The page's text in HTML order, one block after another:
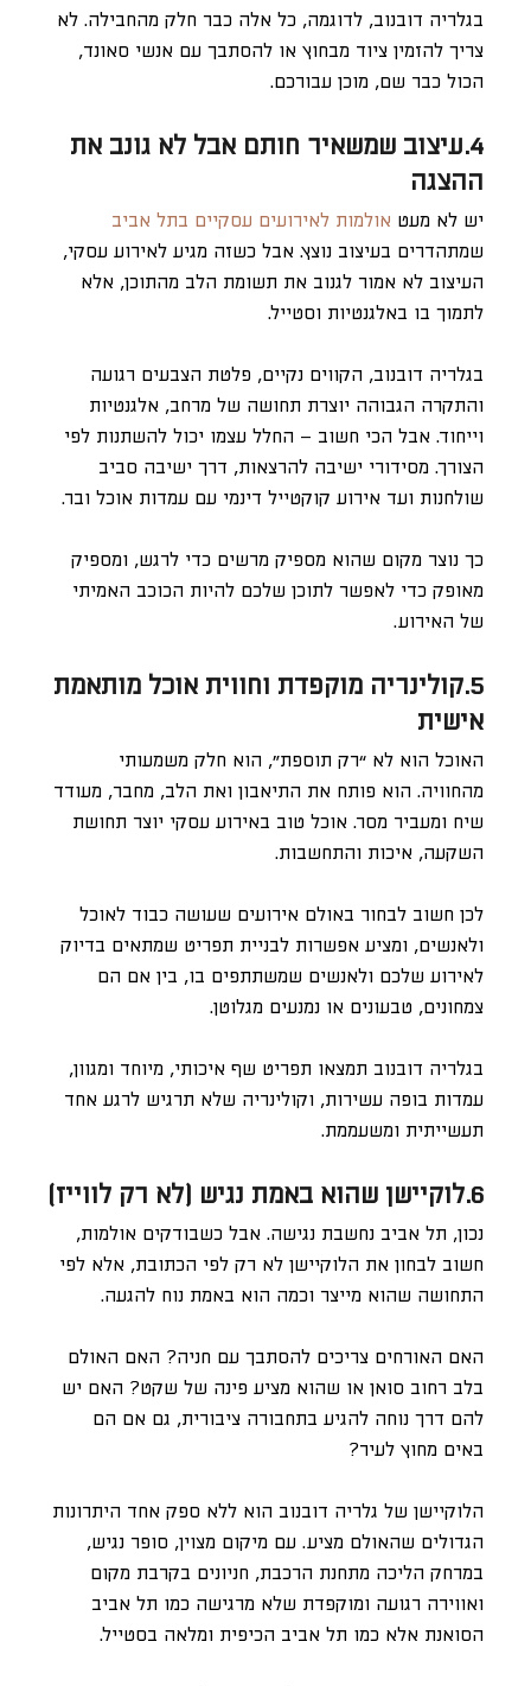
בגלריה דובנוב, לדוגמה, כל אלה כבר חלק מהחבילה. לא
צריך להזמין ציוד מבחוץ או להסתבך עם אנשי סאונד,
הכול כבר שם, מוכן עבורכם.
4.עיצוב שמשאיר חותם אבל לא גונב את
ההצגה
יש לא מעט אולמות לאירועים עסקיים בתל אביב
שמתהדרים בעיצוב נוצץ. אבל כשזה מגיע לאירוע עסקי,
העיצוב לא אמור לגנוב את תשומת הלב מהתוכן, אלא
לתמוך בו באלגנטיות וסטייל.
בגלריה דובנוב, הקווים נקיים, פלטת הצבעים רגועה
והתקרה הגבוהה יוצרת תחושה של מרחב, אלגנטיות
וייחוד. אבל הכי חשוב – החלל עצמו יכול להשתנות לפי
הצורך. מסידורי ישיבה להרצאות, דרך ישיבה סביב
שולחנות ועד אירוע קוקטייל דינמי עם עמדות אוכל ובר.
כך נוצר מקום שהוא מספיק מרשים כדי לרגש, ומספיק
מאופק כדי לאפשר לתוכן שלכם להיות הכוכב האמיתי
של האירוע.
5.קולינריה מוקפדת וחווית אוכל מותאמת
אישית
האוכל הוא לא “רק תוספת”, הוא חלק משמעותי
מהחוויה. הוא פותח את התיאבון ואת הלב, מחבר, מעודד
שיח ומעביר מסר. אוכל טוב באירוע עסקי יוצר תחושת
השקעה, איכות והתחשבות.
לכן חשוב לבחור באולם אירועים שעושה כבוד לאוכל
ולאנשים, ומציע אפשרות לבניית תפריט שמתאים בדיוק
לאירוע שלכם ולאנשים שמשתתפים בו, בין אם הם
צמחונים, טבעונים או נמנעים מגלוטן.
בגלריה דובנוב תמצאו תפריט שף איכותי, מיוחד ומגוון,
עמדות בופה עשירות, וקולינריה שלא תרגיש לרגע אחד
תעשייתית ומשעממת.
6.לוקיישן שהוא באמת נגיש (לא רק לווייז)
נכון, תל אביב נחשבת נגישה. אבל כשבודקים אולמות,
חשוב לבחון את הלוקיישן לא רק לפי הכתובת, אלא לפי
התחושה שהוא מייצר וכמה הוא באמת נוח להגעה.
האם האורחים צריכים להסתבך עם חניה? האם האולם
בלב רחוב סואן או שהוא מציע פינה של שקט? האם יש
להם דרך נוחה להגיע בתחבורה ציבורית, גם אם הם
באים מחוץ לעיר?
הלוקיישן של גלריה דובנוב הוא ללא ספק אחד היתרונות
הגדולים שהאולם מציע. עם מיקום מצוין, סופר נגיש,
במרחק הליכה מתחנת הרכבת, חניונים בקרבת מקום
ואווירה רגועה ומוקפדת שלא מרגישה כמו תל אביב
הסואנת אלא כמו תל אביב הכיפית ומלאה בסטייל.